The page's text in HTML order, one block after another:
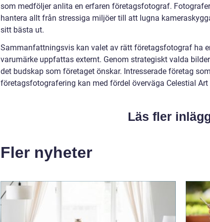
som medföljer anlita en erfaren företagsfotograf.
hantera allt från stressiga miljöer till att lugna
sitt bästa ut.
Sammanfattningsvis kan valet av rätt företagsfotograf ha
varumärke uppfattas externt. Genom strategiskt valda
det budskap som företaget önskar. Intresserade företag
företagsfotografering kan med fördel överväga Celestial
Läs fler
Fler nyheter